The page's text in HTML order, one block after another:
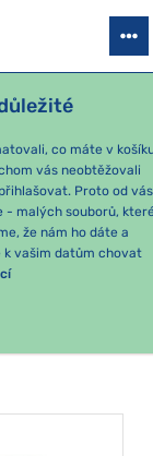
co máte v
vás neobtěžovali
Proto od vás
- malých souborů,
že nám ho dáte a
k vašim datům chovat
PRO DĚTI